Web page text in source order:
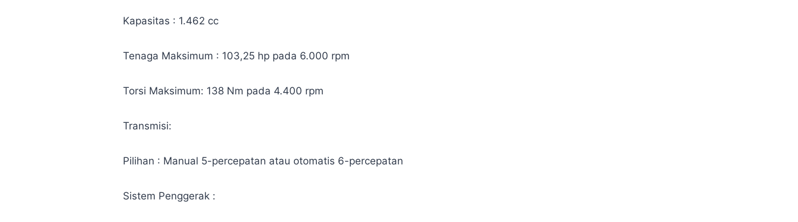
Kapasitas : 1.462 cc
Tenaga Maksimum : 103,25 hp pada 6.000 rpm
Torsi Maksimum: 138 Nm pada 4.400 rpm
Transmisi:
Pilihan : Manual 5-percepatan atau otomatis 6-percepatan
Sistem Penggerak :